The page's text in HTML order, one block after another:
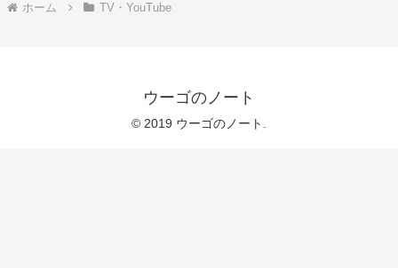
ホーム TV・YouTube
ウーゴのノート
© 2019 ウーゴのノート.